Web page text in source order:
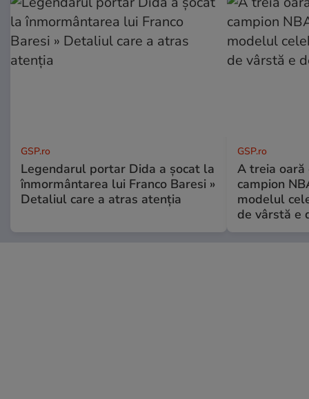
GSP.ro
Legendarul portar Dida a șocat la
înmormântarea lui Franco Baresi »
Detaliul care a atras atenția
GSP.ro
A treia oară
campion
modelul
de vârstă e